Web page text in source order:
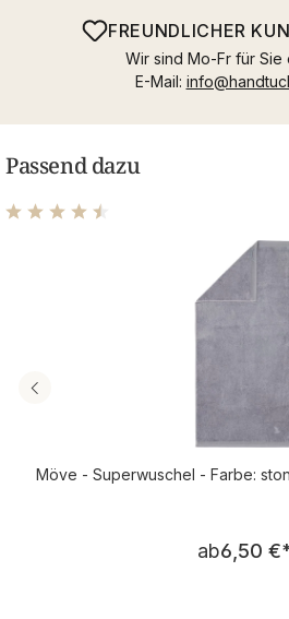
FREUNDLICHER
Wir sind Mo-Fr für Sie
E-Mail:
Passend dazu
Durchschnittliche Bewertung von
Möve - Superwuschel - Farbe:
ab6,50 €*